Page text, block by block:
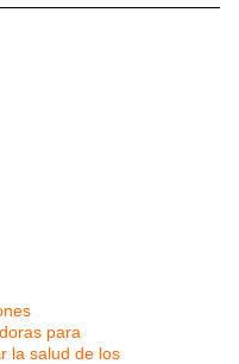
para
la salud de los